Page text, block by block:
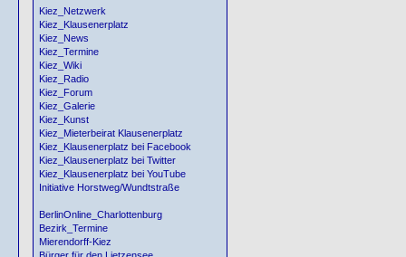
Kiez_Netzwerk
Kiez_Klausenerplatz
Kiez_News
Kiez_Termine
Kiez_Wiki
Kiez_Radio
Kiez_Forum
Kiez_Galerie
Kiez_Kunst
Kiez_Mieterbeirat Klausenerplatz
Kiez_Klausenerplatz bei Facebook
Kiez_Klausenerplatz bei Twitter
Kiez_Klausenerplatz bei YouTube
Initiative Horstweg/Wundtstraße
BerlinOnline_Charlottenburg
Bezirk_Termine
Mierendorff-Kiez